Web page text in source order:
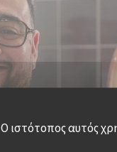
Ο ιστότοπος αυτός